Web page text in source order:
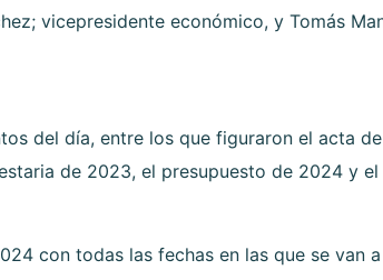
vicepresidente económico, y Tomás
del día, entre los que figuraron el acta
de 2023, el presupuesto de 2024 y
con todas las fechas en las que se van a